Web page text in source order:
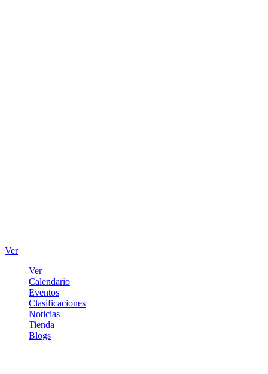
Ver
Ver
Calendario
Eventos
Clasificaciones
Noticias
Tienda
Blogs